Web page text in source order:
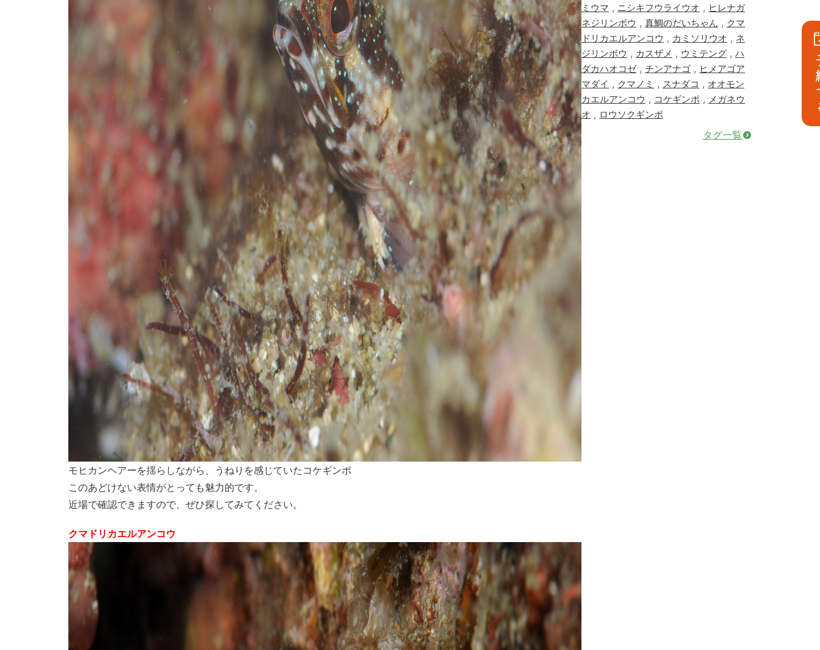
モヒカンヘアーを揺らしながら、うねりを感じていたコケギンポ
このあどけない表情がとっても魅力的です。
近場で確認できますので、ぜひ探してみてください。
クマドリカエルアンコウ
ミウマ , ニシキフウライウオ , ヒレナガ
ネジリンボウ , 真鯛のだいちゃん , クマ
ドリカエルアンコウ , カミソリウオ , ネ
ジリンボウ , カスザメ , ウミテング , ハ
ダカハオコゼ, チンアナゴ , ヒメアゴア
マダイ , クマノミ , スナダコ , オオモン
カエルアンコウ , コケギンポ , メガネウ
オ , ロウソクギンポ
タグ一覧